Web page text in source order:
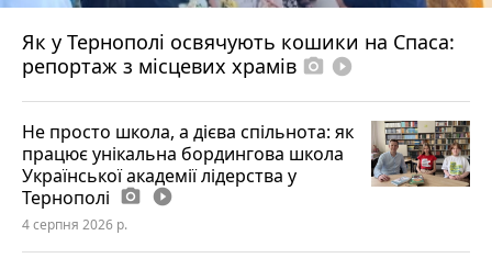
Як у Тернополі освячують кошики на Спаса:
репортаж з місцевих храмів photo_camera play_circle_filled
Не просто школа, а дієва спільнота: як
працює унікальна бордингова школа
Української академії лідерства у
Тернополі photo_camera play_circle_filled
4 серпня 2026 р.